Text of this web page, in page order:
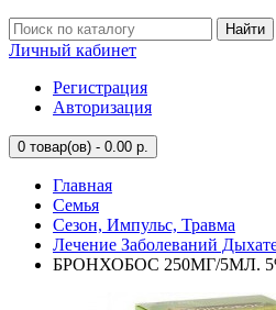
Найти
Личный кабинет
Регистрация
Авторизация
0 товар(ов) - 0.00 р.
Главная
Семья
Сезон, Импульс, Травма
Лечение Заболеваний
БРОНХОБОС 250МГ/5МЛ.